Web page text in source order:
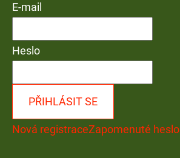
E-mail
Heslo
PŘIHLÁSIT SE
Nová registraceZapomenuté heslo